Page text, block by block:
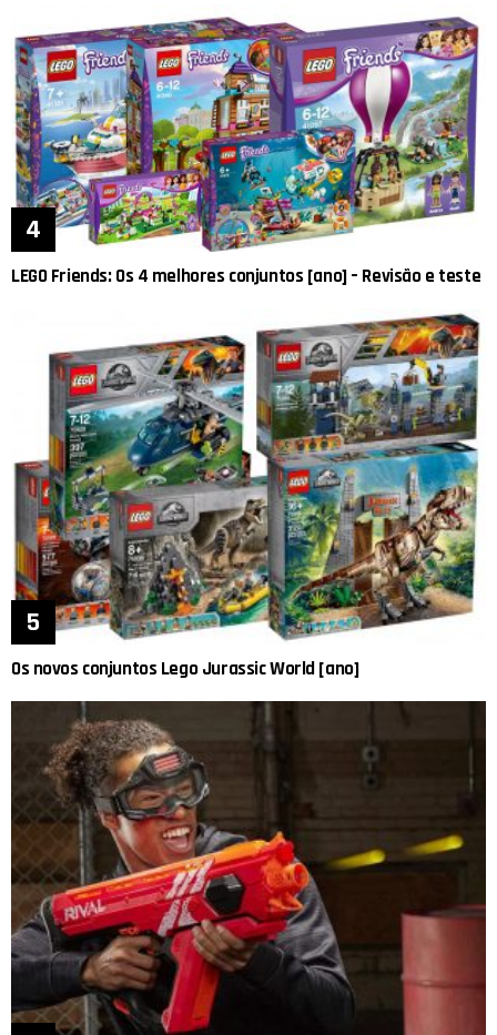
LEGO Friends: Os 4 melhores conjuntos [ano] – Revisão e teste
Os novos conjuntos Lego Jurassic World [ano]